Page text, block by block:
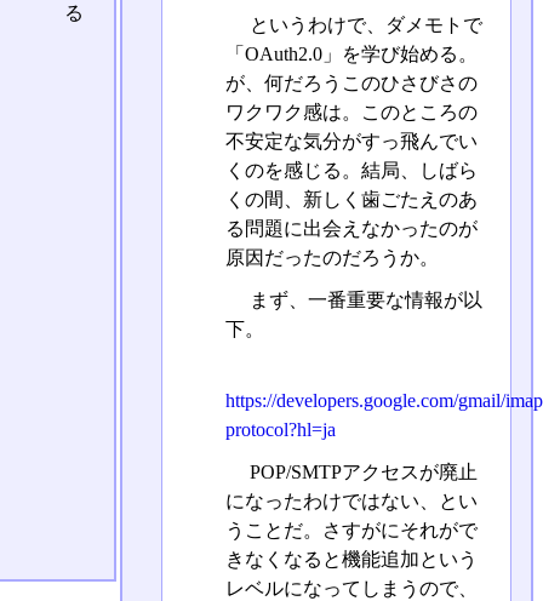
というわけで、ダメモトで
「OAuth2.0」を学び始める。
が、何だろうこのひさびさの
ワクワク感は。このところの
不安定な気分がすっ飛んでい
くのを感じる。結局、しばら
くの間、新しく歯ごたえのあ
る問題に出会えなかったのが
原因だったのだろうか。
まず、一番重要な情報が以
下。
https://developers.google.com/gmail/
protocol?hl=ja
POP/SMTPアクセスが廃止
になったわけではない、とい
うことだ。さすがにそれがで
きなくなると機能追加という
レベルになってしまうので、
る